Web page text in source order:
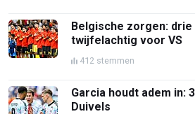
Belgische zorgen: drie
twijfelachtig voor VS
412 stemmen
Garcia houdt adem in:
Duivels